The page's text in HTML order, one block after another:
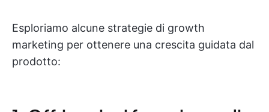
Esploriamo alcune strategie di growth
marketing per ottenere una crescita guidata dal
prodotto: